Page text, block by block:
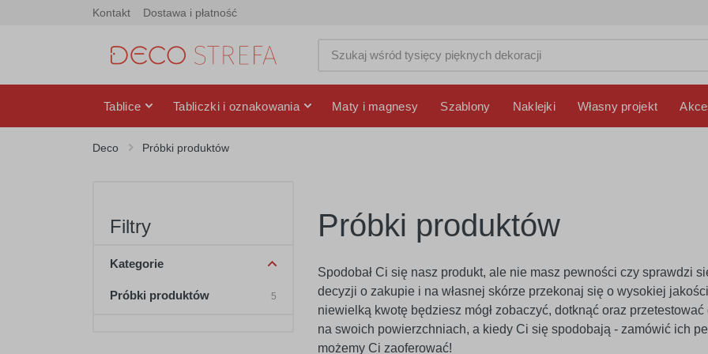
Kontakt Dostawa i płatność
Tablice Tabliczki i oznakowania Maty i magnesy Szablony Naklejki Własny projekt
Deco Próbki produktów
Filtry
Kategorie
Próbki produktów 5
Próbki produktów
Spodobał Ci się nasz produkt, ale nie masz pewności czy sprawdzi
decyzji o zakupie i na własnej skórze przekonaj się o wysokiej
niewielką kwotę będziesz mógł zobaczyć, dotknąć oraz
na swoich powierzchniach, a kiedy Ci się spodobają - zamówić ich
możemy Ci zaoferować!